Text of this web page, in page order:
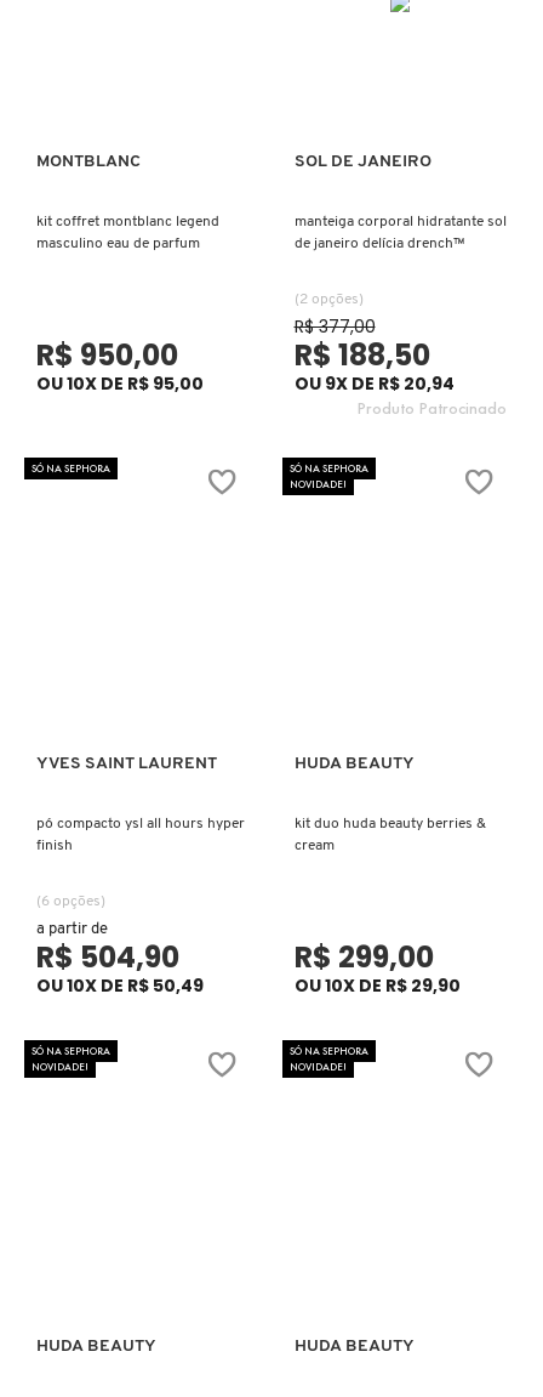
FRAN BY FRANCINY EHLKE
GIORGIO ARMANI
GUCCI
ISSEY MIYAKE
JULIETTE HAS A GUN
Ver mais
MONTBLANC
kit coffret montblanc legend
masculino eau de parfum
R$ 950,00
OU 10X DE R$ 95,00
Ver mais
SOL DE JANEIRO
manteiga corporal hidratante sol
de janeiro delícia drench™
(2 opções)
R$ 188,50
OU 9X DE R$ 20,94
R$ 377,00
Produto Patrocinado
Ver mais
YVES SAINT LAURENT
pó compacto ysl all hours hyper
finish
(6 opções)
a partir de
R$ 504,90
OU 10X DE R$ 50,49
SÓ NA SEPHORA
Ver mais
HUDA BEAUTY
kit duo huda beauty berries &
cream
R$ 299,00
OU 10X DE R$ 29,90
SÓ NA SEPHORA
NOVIDADE!
Ver mais
HUDA BEAUTY
SÓ NA SEPHORA
NOVIDADE!
Ver mais
HUDA BEAUTY
SÓ NA SEPHORA
NOVIDADE!